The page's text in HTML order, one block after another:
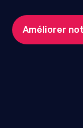
Améliorer